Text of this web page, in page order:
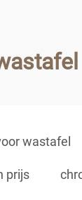
wastafel
prijs